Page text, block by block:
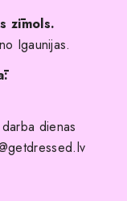
zīmols.
Igaunijas.
dienas